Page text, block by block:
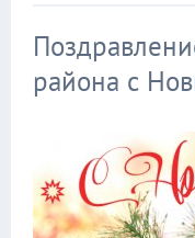
района с